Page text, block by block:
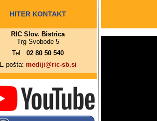
HITER KONTAKT
RIC Slov. Bistrica
Trg Svobode 5
Tel.: 02 80 50 540
E-pošta: mediji@ric-sb.si